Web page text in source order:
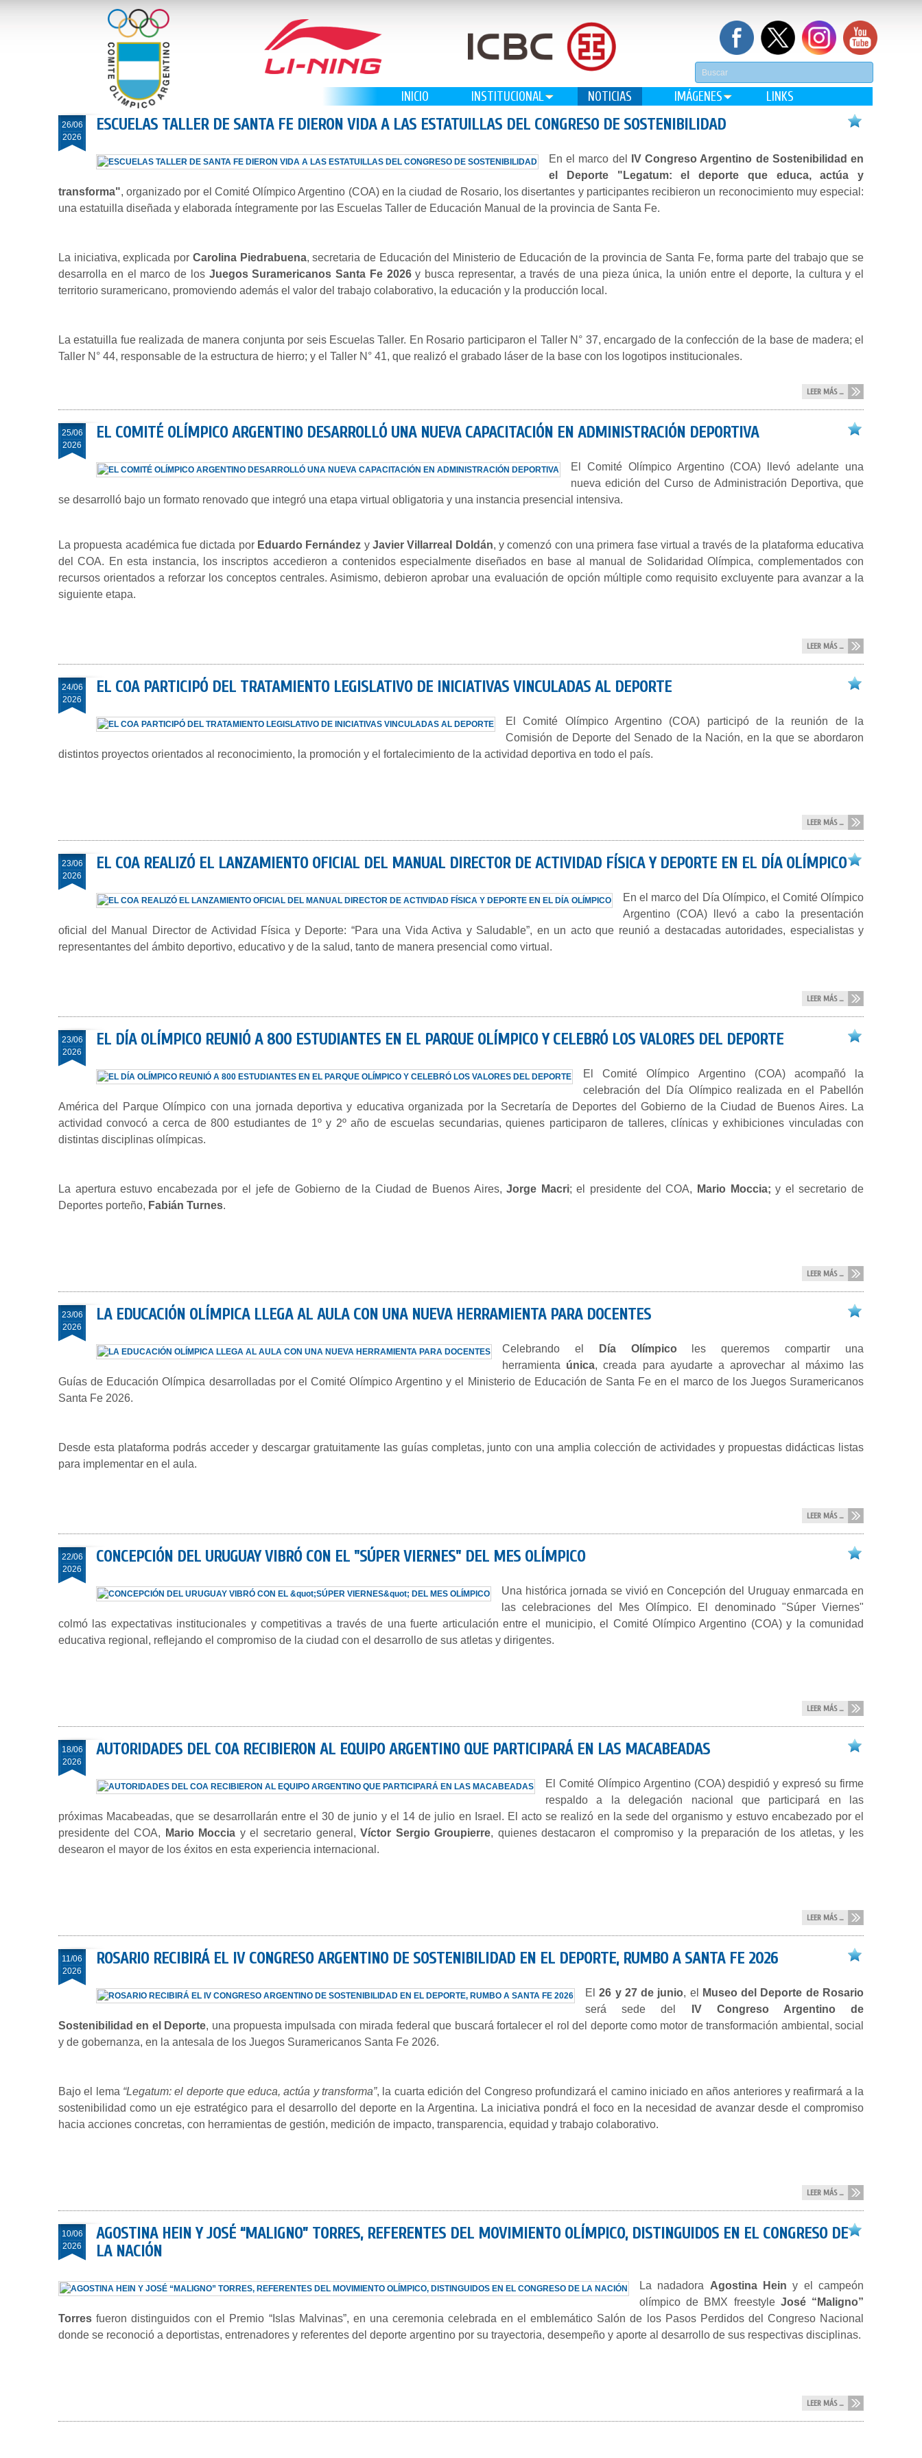
INICIO INSTITUCIONAL NOTICIAS IMÁGENES LINKS
26/06
2026
ESCUELAS TALLER DE SANTA FE DIERON VIDA A LAS ESTATUILLAS DEL CONGRESO DE SOSTENIBILIDAD
En el marco del
IV Congreso Argentino de Sostenibilidad en
el Deporte "Legatum: el deporte que educa, actúa y
transforma", organizado por el Comité Olímpico Argentino (COA) en la ciudad de Rosario, los disertantes y participantes recibieron un reconocimiento muy especial:
una estatuilla diseñada y elaborada íntegramente por las Escuelas Taller de Educación Manual de la provincia de Santa Fe.
La iniciativa, explicada por Carolina Piedrabuena, secretaria de Educación del Ministerio de Educación de la provincia de Santa Fe, forma parte del trabajo que se
desarrolla en el marco de los Juegos Suramericanos Santa Fe 2026y busca representar, a través de una pieza única, la unión entre el deporte, la cultura y el
territorio suramericano, promoviendo además el valor del trabajo colaborativo, la educación y la producción local.
La estatuilla fue realizada de manera conjunta por seis Escuelas Taller. En Rosario participaron el Taller N° 37, encargado de la confección de la base de madera; el
Taller N° 44, responsable de la estructura de hierro; y el Taller N° 41, que realizó el grabado láser de la base con los logotipos institucionales.
LEER MÁS ...
25/06
2026
EL COMITÉ OLÍMPICO ARGENTINO DESARROLLÓ UNA NUEVA CAPACITACIÓN EN ADMINISTRACIÓN DEPORTIVA
El Comité Olímpico Argentino (COA) llevó adelante una
nueva edición del Curso de Administración Deportiva, que
se desarrolló bajo un formato renovado que integró una etapa virtual obligatoria y una instancia presencial intensiva.
La propuesta académica fue dictada por Eduardo Fernández yJavier Villarreal Doldán, y comenzó con una primera fase virtual a través de la plataforma educativa
del COA. En esta instancia, los inscriptos accedieron a contenidos especialmente diseñados en base al manual de Solidaridad Olímpica, complementados con
recursos orientados a reforzar los conceptos centrales. Asimismo, debieron aprobar una evaluación de opción múltiple como requisito excluyente para avanzar a la
siguiente etapa.
LEER MÁS ...
24/06
2026
EL COA PARTICIPÓ DEL TRATAMIENTO LEGISLATIVO DE INICIATIVAS VINCULADAS AL DEPORTE
El Comité Olímpico Argentino (COA) participó de la reunión de la
Comisión de Deporte del Senado de la Nación, en la que se abordaron
distintos proyectos orientados al reconocimiento, la promoción y el fortalecimiento de la actividad deportiva en todo el país.
LEER MÁS ...
23/06
2026
EL COA REALIZÓ EL LANZAMIENTO OFICIAL DEL MANUAL DIRECTOR DE ACTIVIDAD FÍSICA Y DEPORTE EN EL DÍA OLÍMPICO
En el marco del Día Olímpico, el Comité Olímpico
Argentino (COA) llevó a cabo la presentación
oficial del Manual Director de Actividad Física y Deporte: “Para una Vida Activa y Saludable”, en un acto que reunió a destacadas autoridades, especialistas y
representantes del ámbito deportivo, educativo y de la salud, tanto de manera presencial como virtual.
LEER MÁS ...
23/06
2026
EL DÍA OLÍMPICO REUNIÓ A 800 ESTUDIANTES EN EL PARQUE OLÍMPICO Y CELEBRÓ LOS VALORES DEL DEPORTE
El Comité Olímpico Argentino (COA) acompañó la
celebración del Día Olímpico realizada en el Pabellón
América del Parque Olímpico con una jornada deportiva y educativa organizada por la Secretaría de Deportes del Gobierno de la Ciudad de Buenos Aires. La
actividad convocó a cerca de 800 estudiantes de 1º y 2º año de escuelas secundarias, quienes participaron de talleres, clínicas y exhibiciones vinculadas con
distintas disciplinas olímpicas.
La apertura estuvo encabezada por el jefe de Gobierno de la Ciudad de Buenos Aires,Jorge Macri; el presidente del COA, Mario Moccia; y el secretario de
Deportes porteño, Fabián Turnes.
LEER MÁS ...
23/06
2026
LA EDUCACIÓN OLÍMPICA LLEGA AL AULA CON UNA NUEVA HERRAMIENTA PARA DOCENTES
Celebrando el Día Olímpicoles queremos compartir una
herramienta única, creada para ayudarte a aprovechar al máximo las
Guías de Educación Olímpica desarrolladas por el Comité Olímpico Argentino y el Ministerio de Educación de Santa Fe en el marco de los Juegos Suramericanos
Santa Fe 2026.
Desde esta plataforma podrás acceder y descargar gratuitamente las guías completas, junto con una amplia colección de actividades y propuestas didácticas listas
para implementar en el aula.
LEER MÁS ...
22/06
2026
CONCEPCIÓN DEL URUGUAY VIBRÓ CON EL "SÚPER VIERNES" DEL MES OLÍMPICO
Una histórica jornada se vivió en Concepción del Uruguay enmarcada en
las celebraciones del Mes Olímpico. El denominado "Súper Viernes"
colmó las expectativas institucionales y competitivas a través de una fuerte articulación entre el municipio, el Comité Olímpico Argentino (COA) y la comunidad
educativa regional, reflejando el compromiso de la ciudad con el desarrollo de sus atletas y dirigentes.
LEER MÁS ...
18/06
2026
AUTORIDADES DEL COA RECIBIERON AL EQUIPO ARGENTINO QUE PARTICIPARÁ EN LAS MACABEADAS
El Comité Olímpico Argentino (COA) despidió y expresó su firme
respaldo a la delegación nacional que participará en las
próximas Macabeadas, que se desarrollarán entre el 30 de junio y el 14 de julio en Israel. El acto se realizó en la sede del organismo y estuvo encabezado por el
presidente del COA, Mario Moccia y el secretario general,Víctor Sergio Groupierre, quienes destacaron el compromiso y la preparación de los atletas, y les
desearon el mayor de los éxitos en esta experiencia internacional.
LEER MÁS ...
11/06
2026
ROSARIO RECIBIRÁ EL IV CONGRESO ARGENTINO DE SOSTENIBILIDAD EN EL DEPORTE, RUMBO A SANTA FE 2026
El26 y 27 de junio, el
Museo del Deporte de Rosario
será sede del
IV Congreso Argentino de
Sostenibilidad en el Deporte, una propuesta impulsada con mirada federal que buscará fortalecer el rol del deporte como motor de transformación ambiental, social
y de gobernanza, en la antesala de los Juegos Suramericanos Santa Fe 2026.
Bajo el lema “Legatum: el deporte que educa, actúa y transforma”, la cuarta edición del Congreso profundizará el camino iniciado en años anteriores y reafirmará a la
sostenibilidad como un eje estratégico para el desarrollo del deporte en la Argentina. La iniciativa pondrá el foco en la necesidad de avanzar desde el compromiso
hacia acciones concretas, con herramientas de gestión, medición de impacto, transparencia, equidad y trabajo colaborativo.
LEER MÁS ...
10/06
2026
AGOSTINA HEIN Y JOSÉ “MALIGNO” TORRES, REFERENTES DEL MOVIMIENTO OLÍMPICO, DISTINGUIDOS EN EL CONGRESO DE
LA NACIÓN
La nadadora Agostina Hein y el campeón
olímpico de BMX freestyle José “Maligno”
Torres fueron distinguidos con el Premio “Islas Malvinas”, en una ceremonia celebrada en el emblemático Salón de los Pasos Perdidos del Congreso Nacional
donde se reconoció a deportistas, entrenadores y referentes del deporte argentino por su trayectoria, desempeño y aporte al desarrollo de sus respectivas disciplinas.
LEER MÁS ...